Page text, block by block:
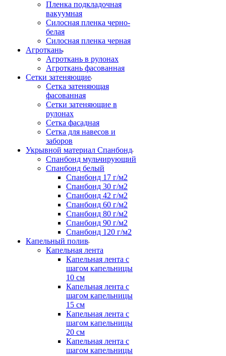
Пленка подкладочная
вакуумная
Силосная пленка черно-
белая
Силосная пленка черная
Агроткань
Агроткань в рулонах
Агроткань фасованная
Сетки затеняющие
Сетка затеняющая
фасованная
Сетки затеняющие в
рулонах
Сетка фасадная
Сетка для навесов и
заборов
Укрывной материал Спанбонд
Спанбонд мульчирующий
Спанбонд белый
Спанбонд 17 г/м2
Спанбонд 30 г/м2
Спанбонд 42 г/м2
Спанбонд 60 г/м2
Спанбонд 80 г/м2
Спанбонд 90 г/м2
Спанбонд 120 г/м2
Капельный полив
Капельная лента
Капельная лента с
шагом капельницы
10 см
Капельная лента с
шагом капельницы
15 см
Капельная лента с
шагом капельницы
20 см
Капельная лента с
шагом капельницы